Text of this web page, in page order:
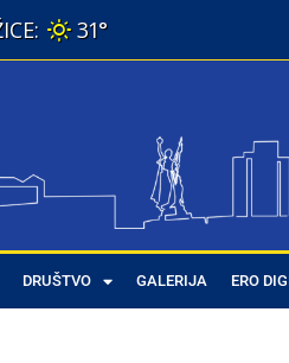
31°
DRUŠTVO GALERIJA ERO